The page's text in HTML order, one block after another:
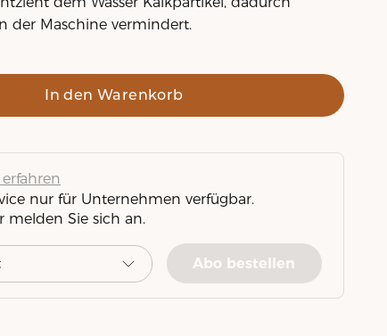
der Maschine vermindert.
In den Warenkorb
nur für Unternehmen verfügbar.
melden Sie sich an.
Abo bestellen